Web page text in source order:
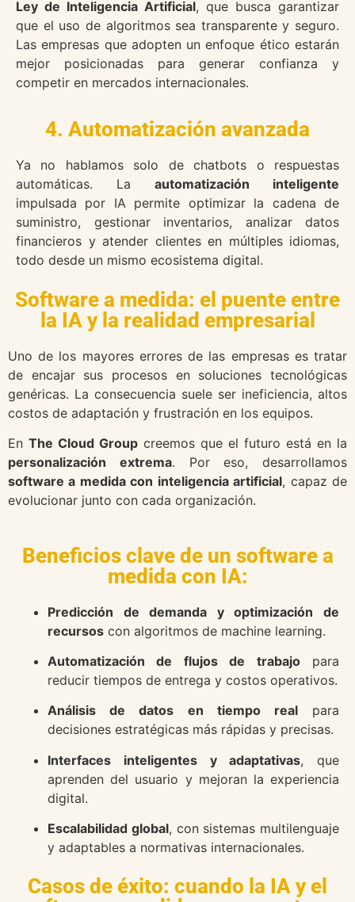
Ley de Inteligencia Artificial, que busca garantizar
que el uso de algoritmos sea transparente y seguro.
Las empresas que adopten un enfoque ético estarán
mejor posicionadas para generar confianza y
competir en mercados internacionales.
4. Automatización avanzada
Ya no hablamos solo de chatbots o respuestas
automáticas. La automatización inteligente
impulsada por IA permite optimizar la cadena de
suministro, gestionar inventarios, analizar datos
financieros y atender clientes en múltiples idiomas,
todo desde un mismo ecosistema digital.
Software a medida: el puente entre
la IA y la realidad empresarial
Uno de los mayores errores de las empresas es tratar
de encajar sus procesos en soluciones tecnológicas
genéricas. La consecuencia suele ser ineficiencia, altos
costos de adaptación y frustración en los equipos.
En The Cloud Group creemos que el futuro está en la
personalización extrema. Por eso, desarrollamos
software a medida con inteligencia artificial, capaz de
evolucionar junto con cada organización.
Beneficios clave de un software a
medida con IA:
Predicción de demanda y optimización de
recursos con algoritmos de machine learning.
Automatización de flujos de trabajopara
reducir tiempos de entrega y costos operativos.
Análisis de datos en tiempo realpara
decisiones estratégicas más rápidas y precisas.
Interfaces inteligentes y adaptativas, que
aprenden del usuario y mejoran la experiencia
digital.
Escalabilidad global, con sistemas multilenguaje
y adaptables a normativas internacionales.
Casos de éxito: cuando la IA y el